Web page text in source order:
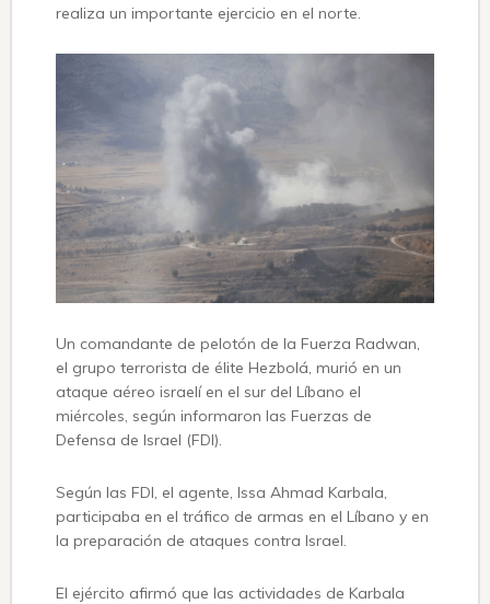
realiza un importante ejercicio en el norte.
Un comandante de pelotón de la Fuerza Radwan,
el grupo terrorista de élite Hezbolá, murió en un
ataque aéreo israelí en el sur del Líbano el
miércoles, según informaron las Fuerzas de
Defensa de Israel (FDI).
Según las FDI, el agente, Issa Ahmad Karbala,
participaba en el tráfico de armas en el Líbano y en
la preparación de ataques contra Israel.
El ejército afirmó que las actividades de Karbala